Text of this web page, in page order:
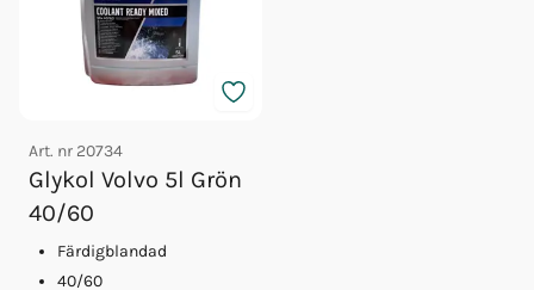
Art. nr 20734
Glykol Volvo 5l Grön
40/60
Färdigblandad
40/60